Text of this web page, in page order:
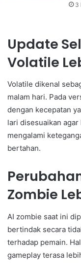
3
Update
Volatile
Volatile dikenal
malam hari. Pada
dengan kecepatan
lari disesuaikan
mengalami
bertahan.
Zombie
AI zombie saat ini
bertindak secara
terhadap pemain.
gameplay terasa